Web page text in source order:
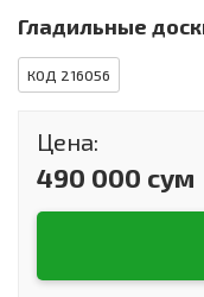
Гладильные
КОД 216056
Цена:
490 000 сум